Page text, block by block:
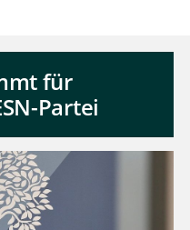
für
Partei